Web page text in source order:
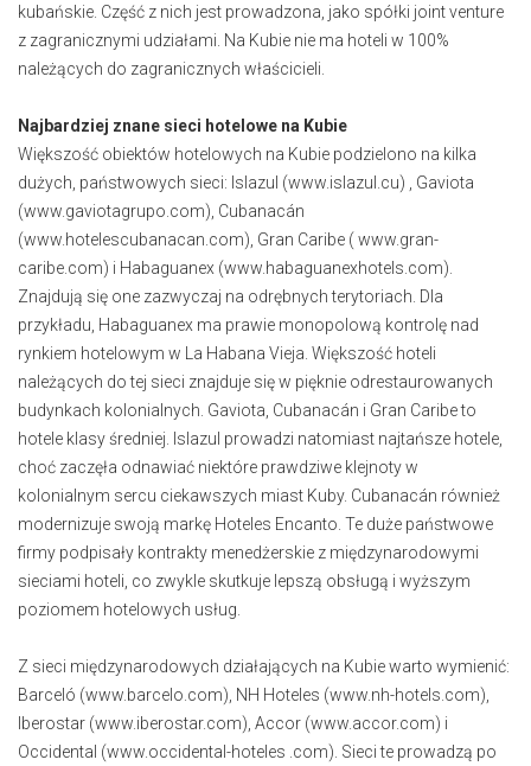
kubańskie. Część z nich jest prowadzona, jako spółki joint venture
z zagranicznymi udziałami. Na Kubie nie ma hoteli w 100%
należących do zagranicznych właścicieli.
Najbardziej znane sieci hotelowe na Kubie
Większość obiektów hotelowych na Kubie podzielono na kilka
dużych, państwowych sieci: Islazul (www.islazul.cu) , Gaviota
(www.gaviotagrupo.com), Cubanacán
(www.hotelescubanacan.com), Gran Caribe ( www.gran-
caribe.com) i Habaguanex (www.habaguanexhotels.com).
Znajdują się one zazwyczaj na odrębnych terytoriach. Dla
przykładu, Habaguanex ma prawie monopolową kontrolę nad
rynkiem hotelowym w La Habana Vieja. Większość hoteli
należących do tej sieci znajduje się w pięknie odrestaurowanych
budynkach kolonialnych. Gaviota, Cubanacán i Gran Caribe to
hotele klasy średniej. Islazul prowadzi natomiast najtańsze hotele,
choć zaczęła odnawiać niektóre prawdziwe klejnoty w
kolonialnym sercu ciekawszych miast Kuby. Cubanacán również
modernizuje swoją markę Hoteles Encanto. Te duże państwowe
firmy podpisały kontrakty menedżerskie z międzynarodowymi
sieciami hoteli, co zwykle skutkuje lepszą obsługą i wyższym
poziomem hotelowych usług.
Z sieci międzynarodowych działających na Kubie warto wymienić:
Barceló (www.barcelo.com), NH Hoteles (www.nh-hotels.com),
Iberostar (www.iberostar.com), Accor (www.accor.com) i
Occidental (www.occidental-hoteles .com). Sieci te prowadzą po